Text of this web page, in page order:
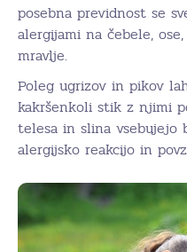
posebna previdnost se
alergijami na čebele,
mravlje.
Poleg ugrizov in pikov
kakršenkoli stik z njimi
telesa in slina vsebujejo
alergijsko reakcijo in